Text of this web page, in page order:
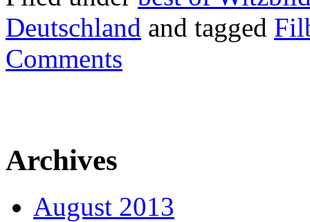
Deutschland and tagged
Comments
Archives
August 2013